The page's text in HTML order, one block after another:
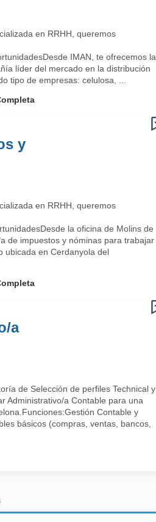
en RRHH, queremos
IMAN, te ofrecemos la
líder del mercado en la distribución
tipo de empresas: celulosa, ...
y
en RRHH, queremos
la oficina de Molins de
de impuestos y nóminas para trabajar
ubicada en Cerdanyola del
a
de Selección de perfiles Technical y
Administrativo/a Contable para una
Contable y
básicos (compras, ventas, bancos,